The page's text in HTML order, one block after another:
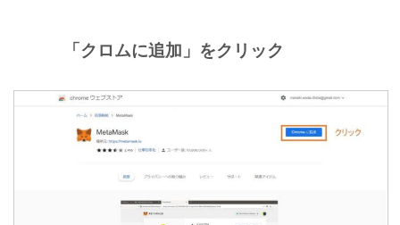
「クロムに追加」をクリック